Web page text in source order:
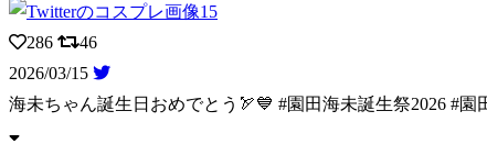
286
46
2026/03/15
海未ちゃん誕生日おめでとう🏹💙 #園田海未誕生祭2026 #園